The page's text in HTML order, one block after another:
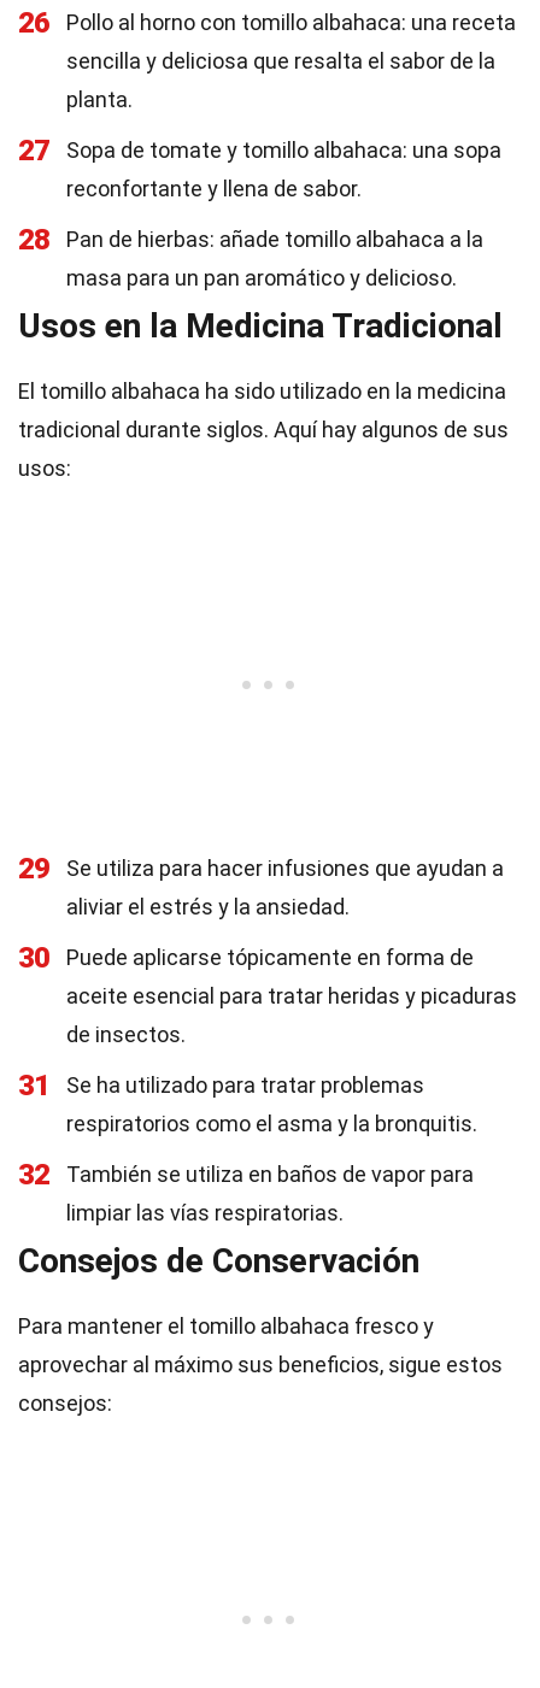
26
Pollo al horno con tomillo albahaca: una receta
sencilla y deliciosa que resalta el sabor de la
planta.
27
Sopa de tomate y tomillo albahaca: una sopa
reconfortante y llena de sabor.
28
Pan de hierbas: añade tomillo albahaca a la
masa para un pan aromático y delicioso.
Usos en la Medicina Tradicional
El tomillo albahaca ha sido utilizado en la medicina
tradicional durante siglos. Aquí hay algunos de sus
usos:
29
Se utiliza para hacer infusiones que ayudan a
aliviar el estrés y la ansiedad.
30
Puede aplicarse tópicamente en forma de
aceite esencial para tratar heridas y picaduras
de insectos.
31
Se ha utilizado para tratar problemas
respiratorios como el asma y la bronquitis.
32
También se utiliza en baños de vapor para
limpiar las vías respiratorias.
Consejos de Conservación
Para mantener el tomillo albahaca fresco y
aprovechar al máximo sus beneficios, sigue estos
consejos: